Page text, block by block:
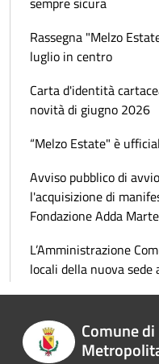
Rassegna "Melzo
luglio in centro
Carta d'identità
novità di giugno 2026
“Melzo Estate" è
Avviso pubblico di
l'acquisizione di
Fondazione Adda
L’Amministrazione
locali della nuova sede
Comune